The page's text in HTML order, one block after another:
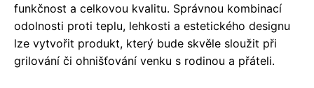
funkčnost a celkovou kvalitu. Správnou kombinací
odolnosti proti teplu, lehkosti a estetického designu
lze vytvořit produkt, který bude skvěle sloužit při
grilování či ohnišťování venku s rodinou a přáteli.